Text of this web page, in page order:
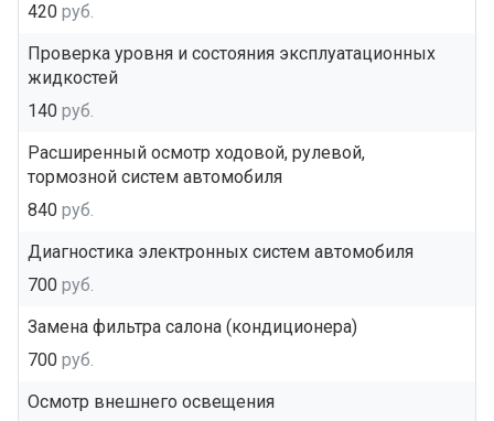
420 руб.
Проверка уровня и состояния эксплуатационных
жидкостей
140 руб.
Расширенный осмотр ходовой, рулевой,
тормозной систем автомобиля
840 руб.
Диагностика электронных систем автомобиля
700 руб.
Замена фильтра салона (кондиционера)
700 руб.
Осмотр внешнего освещения